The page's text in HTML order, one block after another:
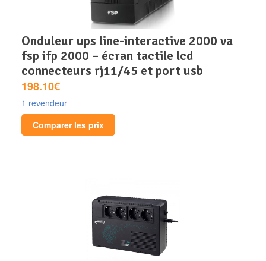
onduleur ups line-interactive 2000 va
fsp ifp 2000 – écran tactile lcd
connecteurs rj11/45 et port usb
198.10€
1 revendeur
Comparer les prix